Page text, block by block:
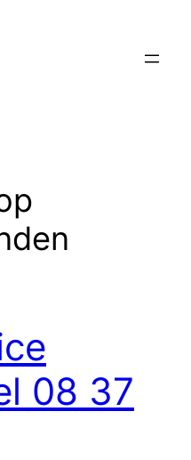
08 37